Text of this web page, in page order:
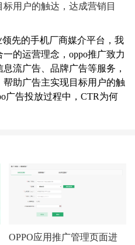
用户的触达，达成营销目
先的手机厂商媒介平台，我
的运营理念，oppo推广致力
流广告、品牌广告等服务，
助广告主实现目标用户的触
广告投放过程中，CTR为何
OPPO应用推广管理页面进